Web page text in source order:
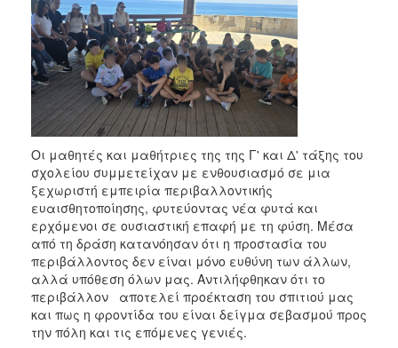
Οι μαθητές και μαθήτριες της της Γ' και Δ' τάξης του
σχολείου συμμετείχαν με ενθουσιασμό σε μια
ξεχωριστή εμπειρία περιβαλλοντικής
ευαισθητοποίησης, φυτεύοντας νέα φυτά και
ερχόμενοι σε ουσιαστική επαφή με τη φύση. Μέσα
από τη δράση κατανόησαν ότι η προστασία του
περιβάλλοντος δεν είναι μόνο ευθύνη των άλλων,
αλλά υπόθεση όλων μας. Αντιλήφθηκαν ότι το
περιβάλλον αποτελεί προέκταση του σπιτιού μας
και πως η φροντίδα του είναι δείγμα σεβασμού προς
την πόλη και τις επόμενες γενιές.